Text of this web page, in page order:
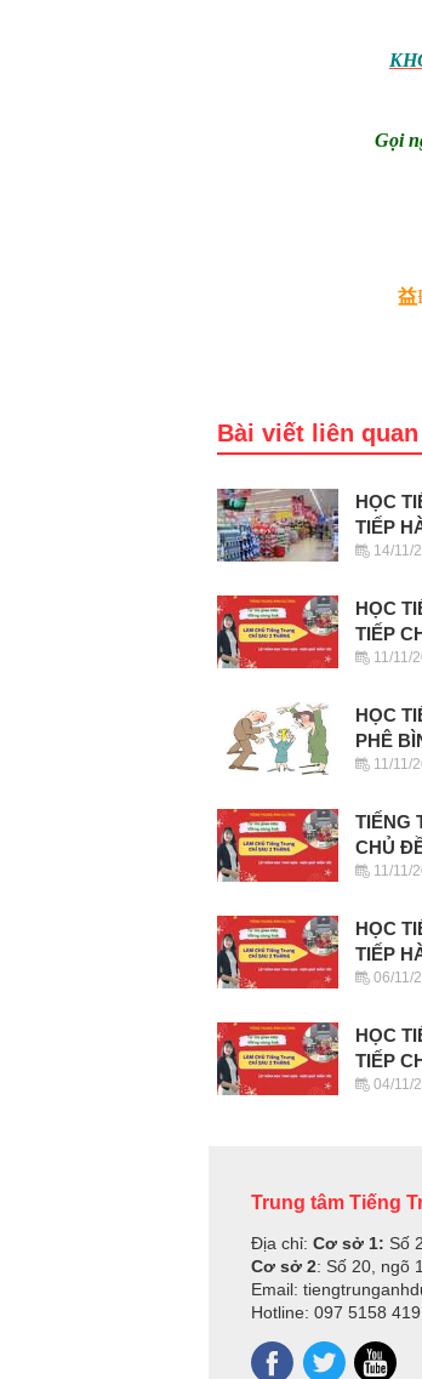
Gọi
益
Bài viết liên quan
HỌC
TIẾP
14/11/
HỌC
TIẾP
11/11/
HỌC
PHÊ
11/11/
TIẾNG
CHỦ
11/11/
HỌC
TIẾP
06/11/
HỌC
TIẾP
04/11/
Trung tâm Tiếng
Địa chỉ: Cơ sở 1: Số
Cơ sở 2: Số 20, ngõ
Email:
Hotline: 097 5158